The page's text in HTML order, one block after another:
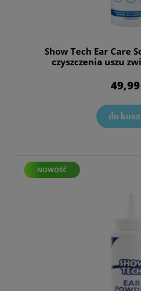
Show Tech Ear Care
czyszczenia uszu
do
NOWOŚĆ